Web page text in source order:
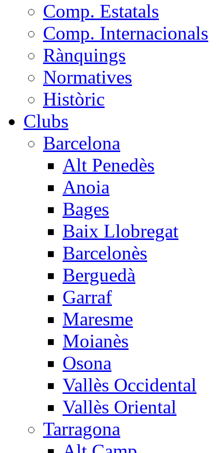
Comp. Estatals
Comp. Internacionals
Rànquings
Normatives
Històric
Clubs
Barcelona
Alt Penedès
Anoia
Bages
Baix Llobregat
Barcelonès
Berguedà
Garraf
Maresme
Moianès
Osona
Vallès Occidental
Vallès Oriental
Tarragona